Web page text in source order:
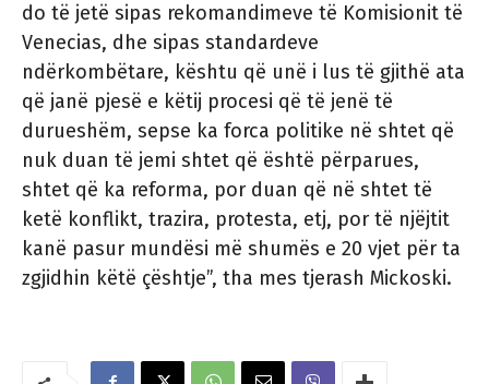
do të jetë sipas rekomandimeve të Komisionit të
Venecias, dhe sipas standardeve
ndërkombëtare, kështu që unë i lus të gjithë ata
që janë pjesë e këtij procesi që të jenë të
durueshëm, sepse ka forca politike në shtet që
nuk duan të jemi shtet që është përparues,
shtet që ka reforma, por duan që në shtet të
ketë konflikt, trazira, protesta, etj, por të njëjtit
kanë pasur mundësi më shumës e 20 vjet për ta
zgjidhin këtë çështje”, tha mes tjerash Mickoski.